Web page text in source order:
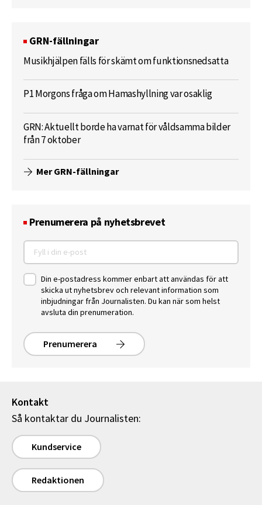
GRN-fällningar
Musikhjälpen fälls för skämt om funktionsnedsatta
P1 Morgons fråga om Hamashyllning var osaklig
GRN: Aktuellt borde ha varnat för våldsamma bilder
från 7 oktober
Mer GRN-fällningar
Prenumerera på nyhetsbrevet
Din e-postadress kommer enbart att användas för att
skicka ut nyhetsbrev och relevant information som
inbjudningar från Journalisten. Du kan när som helst
avsluta din prenumeration.
Prenumerera
Kontakt
Så kontaktar du Journalisten:
Kundservice
Redaktionen